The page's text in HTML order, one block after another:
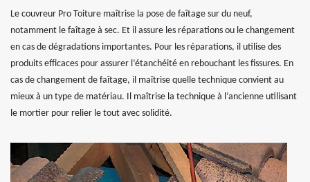
Le couvreur Pro Toiture maîtrise la pose de faîtage sur du neuf,
notamment le faîtage à sec. Et il assure les réparations ou le changement
en cas de dégradations importantes. Pour les réparations, il utilise des
produits efficaces pour assurer l’étanchéité en rebouchant les fissures. En
cas de changement de faîtage, il maîtrise quelle technique convient au
mieux à un type de matériau. Il maîtrise la technique à l’ancienne utilisant
le mortier pour relier le tout avec solidité.